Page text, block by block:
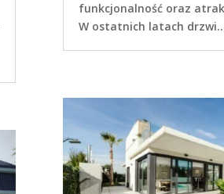
funkcjonalność oraz
W ostatnich latach